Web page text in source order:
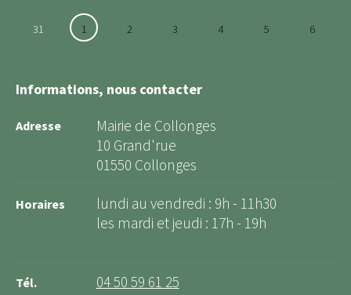
31 1 2 3 4 5 6
Informations, nous contacter
Adresse
Mairie de Collonges
10 Grand'rue
01550 Collonges
Horaires
lundi au vendredi : 9h - 11h30
les mardi et jeudi : 17h - 19h
Tél. 04 50 59 61 25